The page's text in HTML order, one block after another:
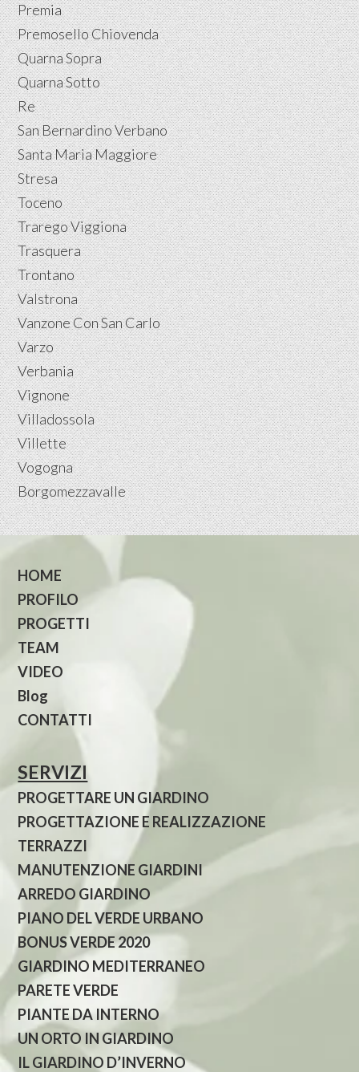
Premia
Premosello Chiovenda
Quarna Sopra
Quarna Sotto
Re
San Bernardino Verbano
Santa Maria Maggiore
Stresa
Toceno
Trarego Viggiona
Trasquera
Trontano
Valstrona
Vanzone Con San Carlo
Varzo
Verbania
Vignone
Villadossola
Villette
Vogogna
Borgomezzavalle
HOME
PROFILO
PROGETTI
TEAM
VIDEO
Blog
CONTATTI
SERVIZI
PROGETTARE UN GIARDINO
PROGETTAZIONE E REALIZZAZIONE
TERRAZZI
MANUTENZIONE GIARDINI
ARREDO GIARDINO
PIANO DEL VERDE URBANO
BONUS VERDE 2020
GIARDINO MEDITERRANEO
PARETE VERDE
PIANTE DA INTERNO
UN ORTO IN GIARDINO
IL GIARDINO D’INVERNO